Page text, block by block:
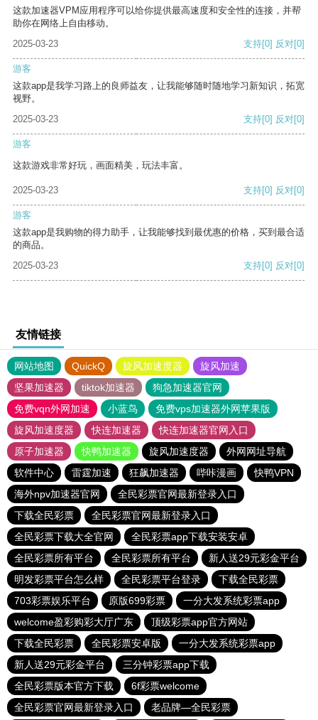
这款加速器VPM应用程序可以给你提供最高速度和安全性的连接，并帮
助你在网络上自由移动。
2025-03-23
支持[0] 反对[0]
游客
这款app是我学习路上的良师益友，让我能够随时随地学习新知识，拓宽
视野。
2025-03-23
支持[0] 反对[0]
游客
这款游戏非常好玩，画面精美，玩法丰富。
2025-03-23 支持[0] 反对[0]
游客
这款app是我购物的得力助手，让我能够找到最优惠的价格，买到最合适
的商品。
2025-03-23
支持[0] 反对[0]
友情链接
网站地图 QuickQ 旋风加速度器
旋风加速
坚果加速器
tiktok加速器
狗急加速器官网
免费vqn外网加速
小蓝鸟
免费vps加速器外网苹果版
旋风加速度器
快连加速器
快连加速器官网入口
原子加速器
快鸭加速器 旋风加速度器
外网网址导航
软件中心
雷霆加速 狂飙加速器 哔咔漫画
快鸭VPN
海外npv加速器官网
全民彩票官网最新登录入口
下载全民彩票
全民彩票官网最新登录入口
全民彩票下载大全官网
全民彩票app下载安装安卓
全民彩票所有平台
全民彩票所有平台
新人送29元彩金平台
明发彩票平台怎么样
全民彩票平台登录
下载全民彩票
703彩票娱乐平台
原版699彩票
一分大发系统彩票app
welcome盈彩购彩大厅广东
顶级彩票app官方网站
下载全民彩票
全民彩票安卓版
一分大发系统彩票app
新人送29元彩金平台
三分钟彩票app下载
全民彩票版本官方下载
6f彩票welcome
全民彩票官网最新登录入口
老品牌—全民彩票